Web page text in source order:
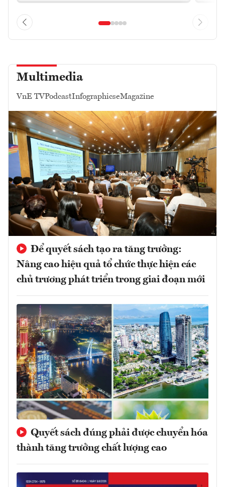
Multimedia
VnE TVPodcastInfographicseMagazine
Để quyết sách tạo ra tăng trưởng:
Nâng cao hiệu quả tổ chức thực hiện các
chủ trương phát triển trong giai đoạn mới
Quyết sách đúng phải được chuyển hóa
thành tăng trưởng chất lượng cao